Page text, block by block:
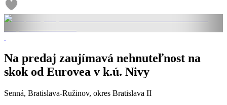
Na predaj zaujímavá nehnuteľnost na
skok od Eurovea v k.ú. Nivy
Senná, Bratislava-Ružinov, okres Bratislava II